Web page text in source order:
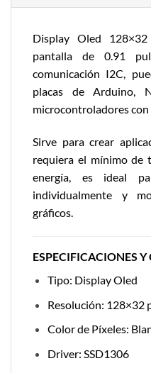
Display Oled
pantalla de 0.91
comunicación I2C,
placas de Arduino,
microcontroladores
Sirve para crear
requiera el mínimo de
energía, es ideal
individualmente y
gráficos.
ESPECIFICACIONES
Tipo: Display Oled
Resolución: 128×32
Color de Píxeles:
Driver: SSD1306